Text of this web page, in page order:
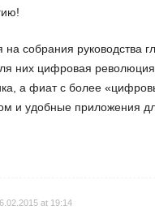
на собрания руководства
них цифровая революция
а фиат с более
и удобные приложения
at 19:14